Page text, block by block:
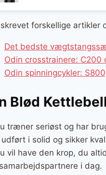
forskellige artikler
Det bedste
Odin crosstrainere: C200
Odin spinningcykler:
Blød
træner seriøst og har
udført i solid og sikker
vil have den krop, du
i dag.